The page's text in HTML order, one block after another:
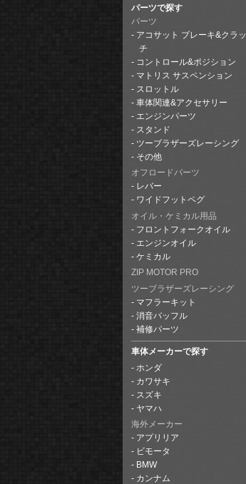
パーツで探す
パーツ
アコサット ブレーキ&クラッ
チ
コントロール&ポジション
マトリス サスペンション
スロットル
車体関連&アクセサリー
エンジンパーツ
スタンド
ツーブラザーズレーシング
その他
オフロードパーツ
レバー
ワイドフットペグ
オイル・ケミカル用品
フロントフォークオイル
エンジンオイル
ケミカル
ZIP MOTOR PRO
ツーブラザーズレーシング
マフラーキット
消音バッフル
補修パーツ
車体メーカーで探す
ホンダ
カワサキ
スズキ
ヤマハ
海外メーカー
アプリリア
ビモータ
BMW
カンナム